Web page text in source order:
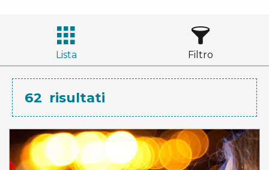
Lista Filtro
62 risultati